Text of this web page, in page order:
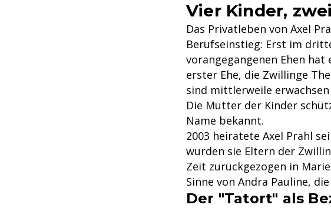
Vier Kinder,
Das Privatleben von Axel
Berufseinstieg: Erst im
vorangegangenen Ehen hat
erster Ehe, die Zwillinge
sind mittlerweile
Die Mutter der Kinder
Name bekannt.
2003 heiratete Axel Prahl
wurden sie Eltern der
Zeit zurückgezogen in
Sinne von Andra Pauline,
Der "Tatort" als